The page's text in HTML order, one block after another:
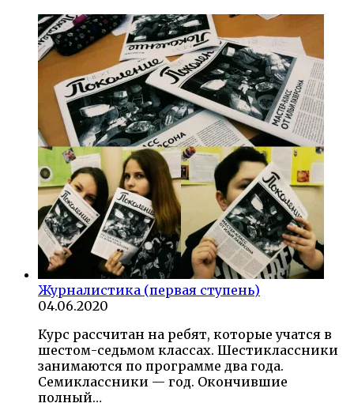
Журналистика (первая ступень)
04.06.2020
Курс рассчитан на ребят, которые учатся в
шестом-седьмом классах. Шестиклассники
занимаются по программе два года.
Семиклассники — год. Окончившие
полный…